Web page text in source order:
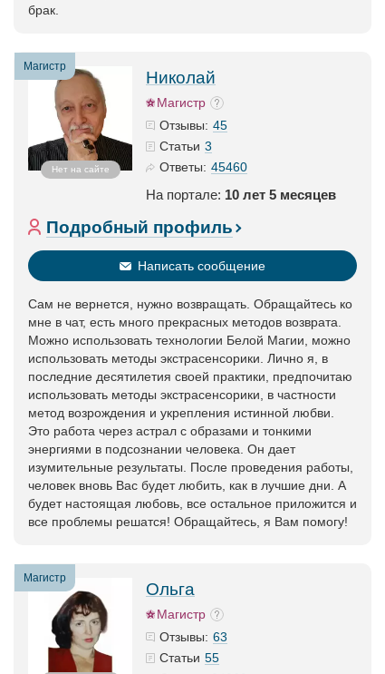
брак.
Магистр
Нет на сайте
Николай
Магистр
Отзывы: 45
Статьи 3
Ответы: 45460
На портале: 10 лет 5 месяцев
Подробный профиль
Написать сообщение
Сам не вернется, нужно возвращать. Обращайтесь ко
мне в чат, есть много прекрасных методов возврата.
Можно использовать технологии Белой Магии, можно
использовать методы экстрасенсорики. Лично я, в
последние десятилетия своей практики, предпочитаю
использовать методы экстрасенсорики, в частности
метод возрождения и укрепления истинной любви.
Это работа через астрал с образами и тонкими
энергиями в подсознании человека. Он дает
изумительные результаты. После проведения работы,
человек вновь Вас будет любить, как в лучшие дни. А
будет настоящая любовь, все остальное приложится и
все проблемы решатся! Обращайтесь, я Вам помогу!
Магистр
Ольга
Магистр
Отзывы: 63
Статьи 55